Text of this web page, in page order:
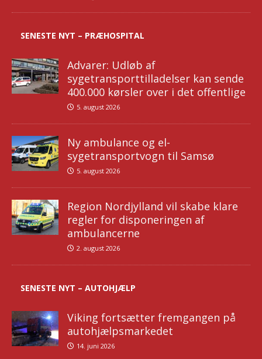
SENESTE NYT – PRÆHOSPITAL
Advarer: Udløb af
sygetransporttilladelser kan sende
400.000 kørsler over i det offentlige
5. august 2026
Ny ambulance og el-
sygetransportvogn til Samsø
5. august 2026
Region Nordjylland vil skabe klare
regler for disponeringen af
ambulancerne
2. august 2026
SENESTE NYT – AUTOHJÆLP
Viking fortsætter fremgangen på
autohjælpsmarkedet
14. juni 2026